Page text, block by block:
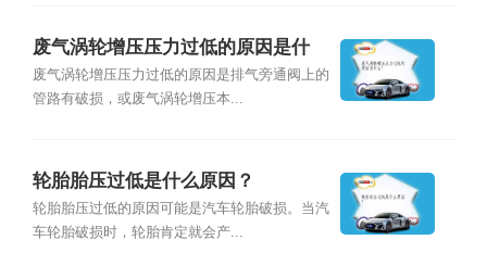
废气涡轮增压压力过低的原因是什
么？
废气涡轮增压压力过低的原因是排气旁通阀上的
管路有破损，或废气涡轮增压本...
轮胎胎压过低是什么原因？
轮胎胎压过低的原因可能是汽车轮胎破损。当汽
车轮胎破损时，轮胎肯定就会产...